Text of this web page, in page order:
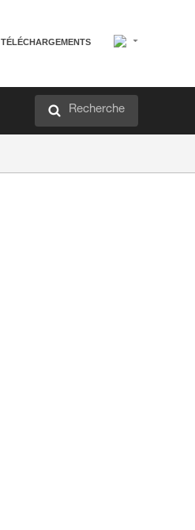
TÉLÉCHARGEMENTS
Recherche